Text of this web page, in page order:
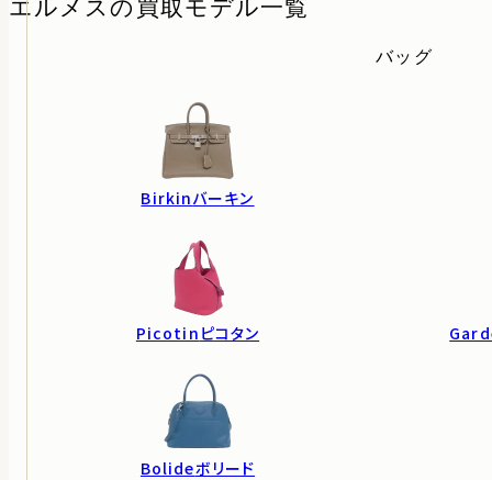
エルメスの 買取モデル一覧
バッグ
Birkinバーキン
Picotin ピコタン
Bolideボリード